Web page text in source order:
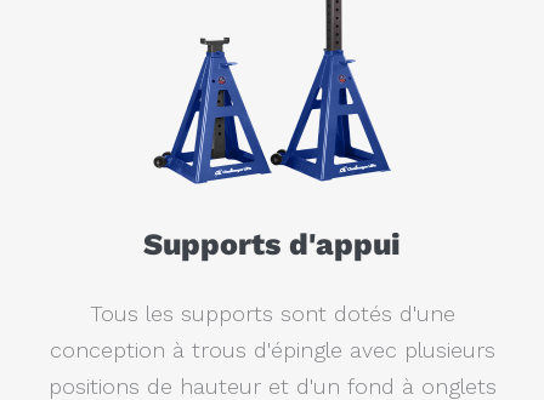
Supports d'appui
Tous les supports sont dotés d'une
conception à trous d'épingle avec plusieurs
positions de hauteur et d'un fond à onglets